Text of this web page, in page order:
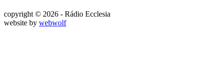
copyright © 2026 - Rádio Ecclesia
website by webwolf